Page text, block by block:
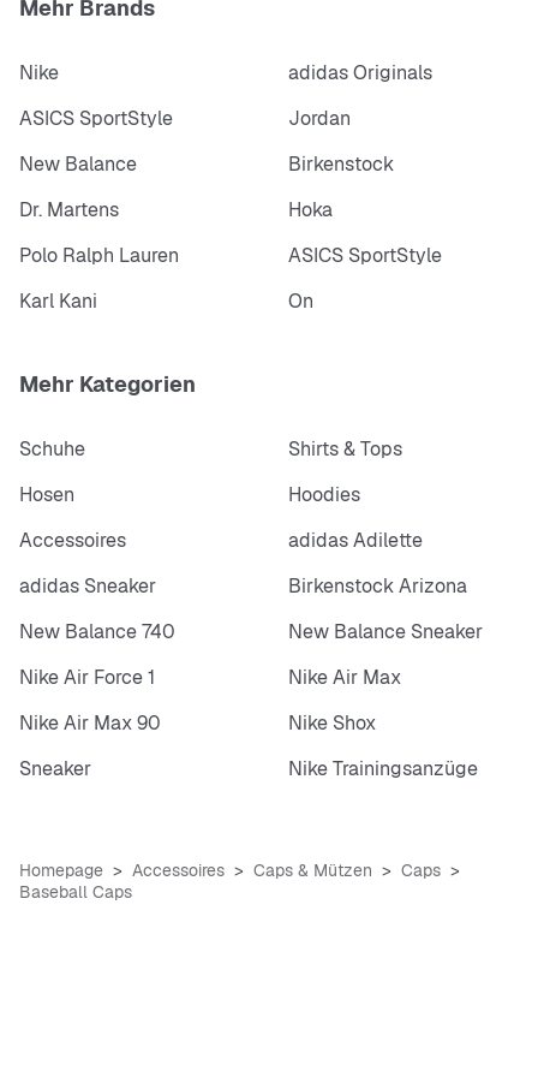
Mehr Brands
Nike
adidas Originals
ASICS SportStyle
Jordan
New Balance
Birkenstock
Dr. Martens
Hoka
Polo Ralph Lauren
ASICS SportStyle
Karl Kani
On
Mehr Kategorien
Schuhe
Shirts & Tops
Hosen
Hoodies
Accessoires
adidas Adilette
adidas Sneaker
Birkenstock Arizona
New Balance 740
New Balance Sneaker
Nike Air Force 1
Nike Air Max
Nike Air Max 90
Nike Shox
Sneaker
Nike Trainingsanzüge
Homepage Accessoires Caps & Mützen
Caps
Baseball Caps